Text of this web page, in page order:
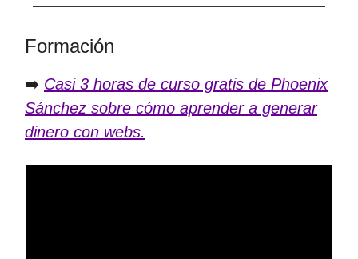
Formación
➡️ Casi 3 horas de curso gratis de Phoenix
Sánchez sobre cómo aprender a generar
dinero con webs.